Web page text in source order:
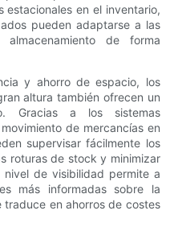
estacionales en el inventario,
pueden adaptarse a las
de forma
y ahorro de espacio, los
altura también ofrecen un
Gracias a los sistemas
de mercancías en
supervisar fácilmente los
roturas de stock y minimizar
de visibilidad permite a
más informadas sobre la
en ahorros de costes